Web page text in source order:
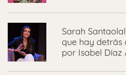
Sarah
que hay detrás
por Isabel Díaz